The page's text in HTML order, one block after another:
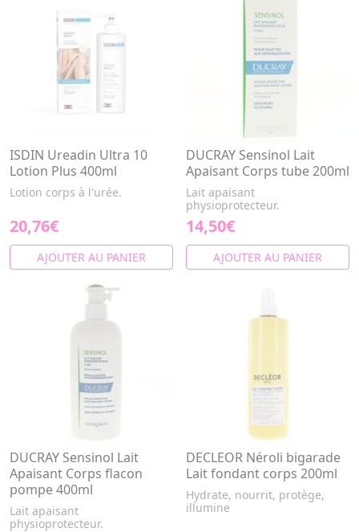
ISDIN Ureadin Ultra 10
Lotion Plus 400ml
Lotion corps à l'urée.
20,76€
AJOUTER AU PANIER
DUCRAY Sensinol Lait
Apaisant Corps tube 200ml
Lait apaisant
physioprotecteur.
14,50€
AJOUTER AU PANIER
DUCRAY Sensinol Lait
Apaisant Corps flacon
pompe 400ml
Lait apaisant
physioprotecteur.
DECLEOR Néroli bigarade
Lait fondant corps 200ml
Hydrate, nourrit, protège,
illumine